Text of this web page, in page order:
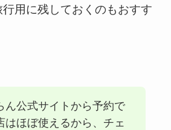
用に残しておくのもおすす
ん公式サイトから予約で
はほぼ使えるから、チェ